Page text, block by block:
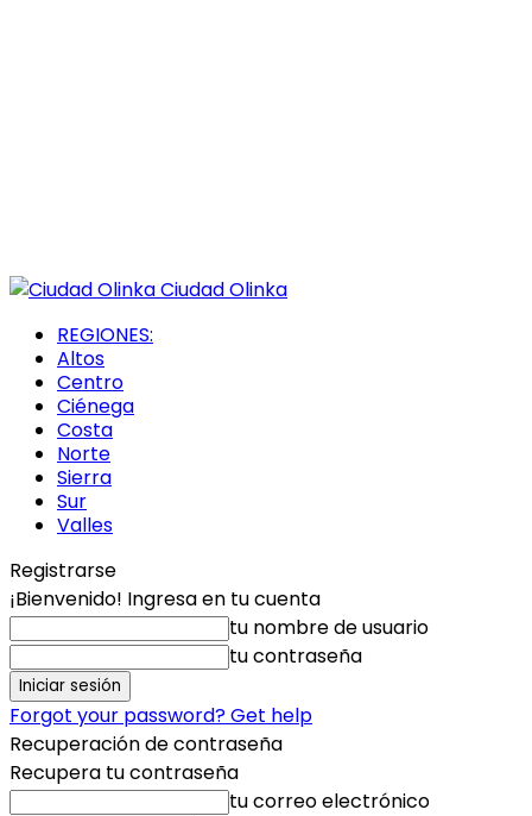
Ciudad Olinka
REGIONES:
Altos
Centro
Ciénega
Costa
Norte
Sierra
Sur
Valles
Registrarse
¡Bienvenido! Ingresa en tu cuenta
tu nombre de usuario
tu contraseña
Forgot your password? Get help
Recuperación de contraseña
Recupera tu contraseña
tu correo electrónico